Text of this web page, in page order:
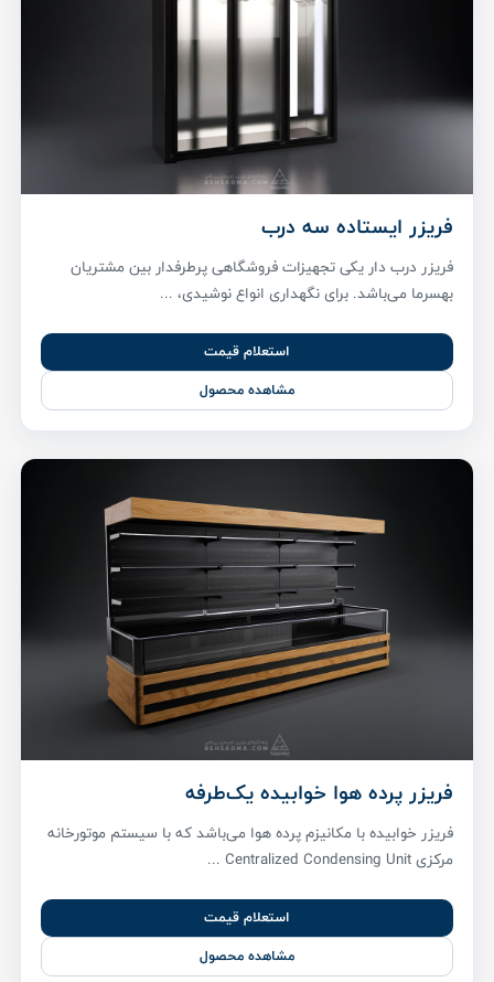
فریزر ایستاده سه درب
فریزر درب دار یکی تجهیزات فروشگاهی پر‌طرفدار بین مشتریان
بهسرما می‌باشد. برای نگهداری انواع نوشیدی، ...
استعلام قیمت
مشاهده محصول
فریزر پرده هوا خوابیده یک‌طرفه
فریزر خوابیده با مکانیزم پرده هوا می‌باشد که با سیستم موتورخانه
مرکزی Centralized Condensing Unit ...
استعلام قیمت
مشاهده محصول